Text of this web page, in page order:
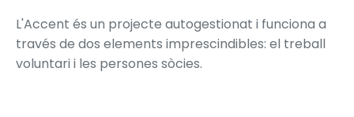
L'Accent és un projecte autogestionat i funciona a
través de dos elements imprescindibles: el treball
voluntari i les persones sòcies.